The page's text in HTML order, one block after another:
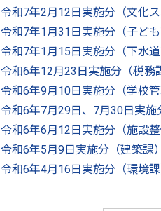
令和7年2月12日実施分（文化
令和7年1月31日実施分（子ど
令和7年1月15日実施分（下水
令和6年12月23日実施分（税務
令和6年9月10日実施分（学校
令和6年7月29日、7月30日実施
令和6年6月12日実施分（施設
令和6年5月9日実施分（建築課
令和6年4月16日実施分（環境